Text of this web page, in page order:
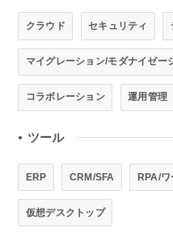
クラウド セキュリティ
マイグレーション/モダナイゼー
コラボレーション 運用管理
● ツール
ERP CRM/SFA RPA/ワ
仮想デスクトップ